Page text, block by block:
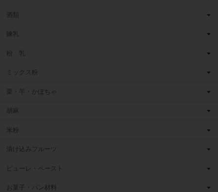
酒類
練乳
粉 乳
ミックス粉
栗・芋・かぼちゃ
胡麻
米粉
漬け込みフルーツ
ピューレ・ペースト
お菓子・パン材料